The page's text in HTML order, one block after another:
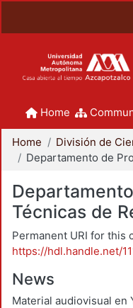
Home
Home
Técnicas de
Permanent URI for this
https://hdl.handle.net/
News
Material audiovisual en